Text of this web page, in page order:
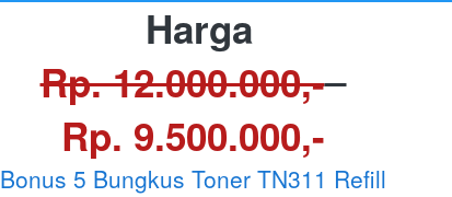
Harga
Rp. 12.000.000,-
Rp. 9.500.000,-
Bonus 5 Bungkus Toner TN311 Refill